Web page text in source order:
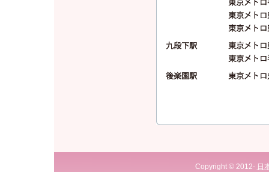
Copyright © 2012- 日